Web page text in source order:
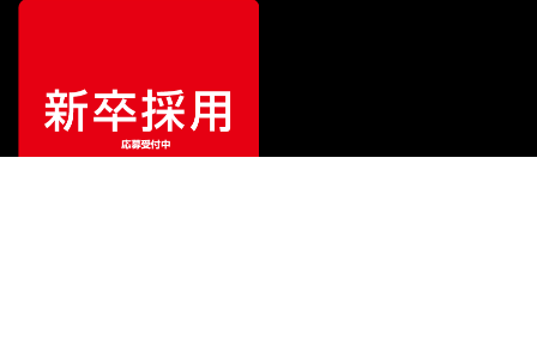
販売価格¥3,300（税込）